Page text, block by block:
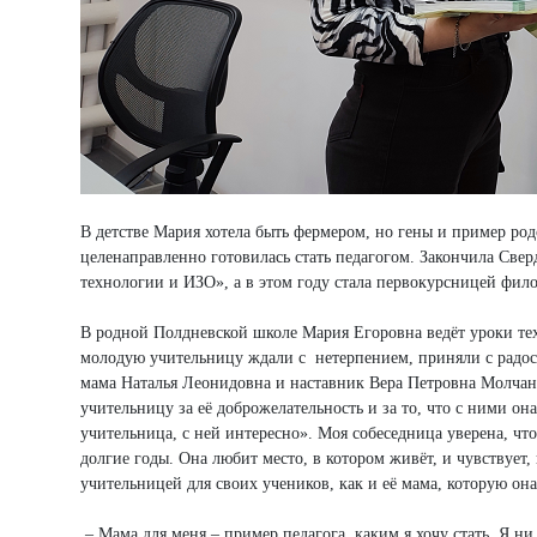
В детстве Мария хотела быть фермером, но гены и пример
целенаправленно готовилась стать педагогом. Закончила
технологии и ИЗО», а в этом году стала первокурсницей
В родной Полдневской школе Мария Егоровна ведёт уроки
молодую учительницу ждали с нетерпением, приняли с
мама Наталья Леонидовна и наставник Вера Петровна
учительницу за её доброжелательность и за то, что с ними
учительница, с ней интересно». Моя собеседница уверена,
долгие годы. Она любит место, в котором живёт, и
учительницей для своих учеников, как и её мама, которую